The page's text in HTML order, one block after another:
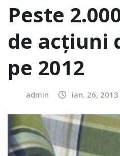
Peste
de acţiuni
pe 2012
admin ian. 26, 2013